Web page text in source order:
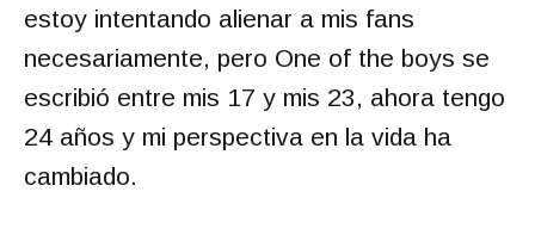
estoy intentando alienar a mis fans
necesariamente, pero One of the boys se
escribió entre mis 17 y mis 23, ahora tengo
24 años y mi perspectiva en la vida ha
cambiado.